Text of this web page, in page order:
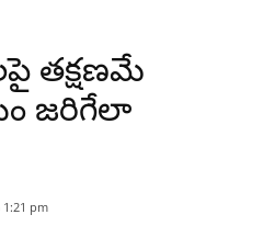
తక్షణమే
జరిగేలా
1:21 pm